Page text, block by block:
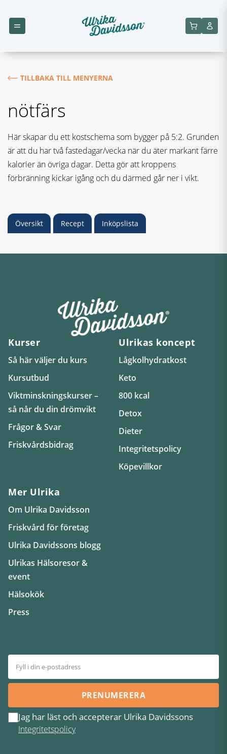
TILLBAKA TILL MENYERNA
nötfärs
Här skapar du ett kostschema som bygger på 5:2. Grunden
är att du har två fastedagar/vecka när du äter markant färre
kalorier än övriga dagar. Detta gör att kroppens
förbränning kickar igång och du därmed går ner i vikt.
Översikt Recept Inköpslista
Kurser
Så här väljer du kurs
Kursutbud
Viktminskningskurser –
så når du din drömvikt
Frågor & Svar
Friskvårdsbidrag
Ulrikas koncept
Lågkolhydratkost
Keto
800 kcal
Detox
Dieter
Integritetspolicy
Köpevillkor
Mer Ulrika
Om Ulrika Davidsson
Friskvård för företag
Ulrika Davidssons blogg
Ulrikas Hälsoresor &
event
Hälsokök
Press
PRENUMERERA
Jag har läst och accepterar Ulrika Davidssons
Integritetspolicy